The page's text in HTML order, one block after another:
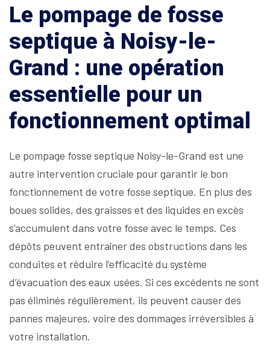
Le pompage de fosse
septique à Noisy-le-
Grand : une opération
essentielle pour un
fonctionnement optimal
Le pompage fosse septique Noisy-le-Grand est une
autre intervention cruciale pour garantir le bon
fonctionnement de votre fosse septique. En plus des
boues solides, des graisses et des liquides en excès
s’accumulent dans votre fosse avec le temps. Ces
dépôts peuvent entraîner des obstructions dans les
conduites et réduire l'efficacité du système
d’évacuation des eaux usées. Si ces excédents ne sont
pas éliminés régulièrement, ils peuvent causer des
pannes majeures, voire des dommages irréversibles à
votre installation.